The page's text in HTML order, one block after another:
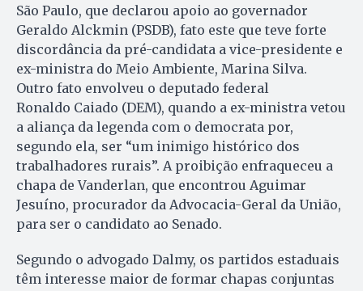
São Paulo, que declarou apoio ao governador
Geraldo Alckmin (PSDB), fato este que teve forte
discordância da pré-candidata a vice-presidente e
ex-ministra do Meio Ambiente, Marina Silva.
Outro fato envolveu o deputado federal
Ronaldo Caiado (DEM), quando a ex-ministra vetou
a aliança da legenda com o democrata por,
segundo ela, ser “um inimigo histórico dos
trabalhadores rurais”. A proibição enfraqueceu a
chapa de Vanderlan, que encontrou Aguimar
Jesuíno, procurador da Advocacia-Geral da União,
para ser o candidato ao Senado.
Segundo o advogado Dalmy, os partidos estaduais
têm interesse maior de formar chapas conjuntas